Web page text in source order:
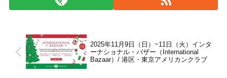
2025年11月9日（日）~11日（火）インタ
ーナショナル・バザー（International
Bazaar）/ 港区・東京アメリカンクラブ